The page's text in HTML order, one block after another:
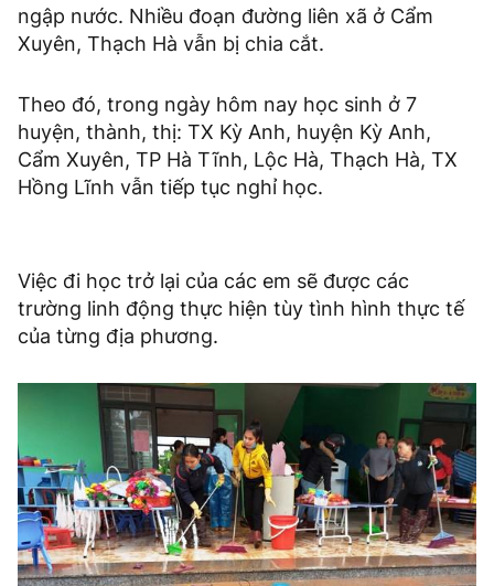
ngập nước. Nhiều đoạn đường liên xã ở Cẩm
Xuyên, Thạch Hà vẫn bị chia cắt.
Theo đó, trong ngày hôm nay học sinh ở 7
huyện, thành, thị: TX Kỳ Anh, huyện Kỳ Anh,
Cẩm Xuyên, TP Hà Tĩnh, Lộc Hà, Thạch Hà, TX
Hồng Lĩnh vẫn tiếp tục nghỉ học.
Việc đi học trở lại của các em sẽ được các
trường linh động thực hiện tùy tình hình thực tế
của từng địa phương.